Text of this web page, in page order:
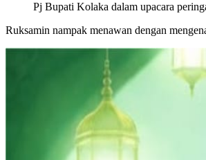
Pj Bupati Kolaka dalam upacara
Ruksamin nampak menawan dengan